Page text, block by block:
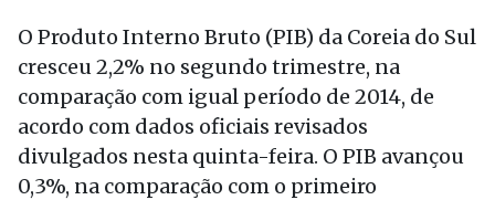
O Produto Interno Bruto (PIB) da Coreia do Sul
cresceu 2,2% no segundo trimestre, na
comparação com igual período de 2014, de
acordo com dados oficiais revisados
divulgados nesta quinta-feira. O PIB avançou
0,3%, na comparação com o primeiro